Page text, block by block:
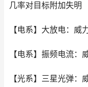
几率对目标附加失明
【电系】大放电：
【电系】振频电流
【光系】三星光弹